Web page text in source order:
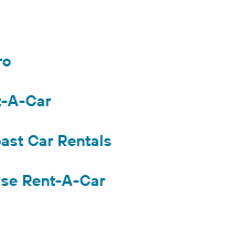
A-Car
Car Rentals
Rent-A-Car